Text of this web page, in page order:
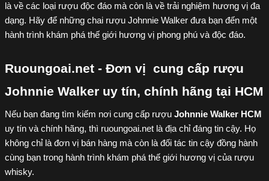
là về các loại rượu độc đáo mà còn là về trải nghiệm hương vị đa
dạng. Hãy để những chai rượu Johnnie Walker đưa bạn đến một
hành trình khám phá thế giới hương vị phong phú và độc đáo.
Ruoungoai.net - Đơn vị  cung cấp rượu
Johnnie Walker uy tín, chính hãng tại HCM
Nếu bạn đang tìm kiếm nơi cung cấp rượu Johnnie Walker HCM
uy tín và chính hãng, thì ruoungoai.net là địa chỉ đáng tin cậy. Họ
không chỉ là đơn vị bán hàng mà còn là đối tác tin cậy đồng hành
cùng bạn trong hành trình khám phá thế giới hương vị của rượu
whisky.